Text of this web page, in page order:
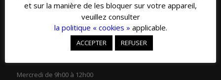
HORAIRES D’OUVERTURE
Mercredi de 9h00 à 12h00
et sur la manière de les bloquer sur votre appareil,
veuillez consulter
la politique « cookies » applicable.
ACCEPTER REFUSER